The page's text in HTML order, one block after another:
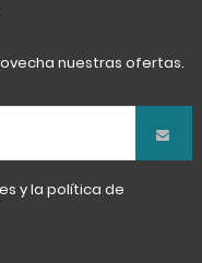
nuestras ofertas.
y la política de